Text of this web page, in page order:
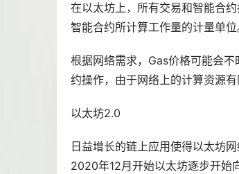
在以太坊上，所有交易和智能合
智能合约所计算工作量的计量单
根据网络需求，Gas价格可能会
约操作，由于网络上的计算资源
以太坊2.0
日益增长的链上应用使得以太坊
2020年12月开始以太坊逐步开始